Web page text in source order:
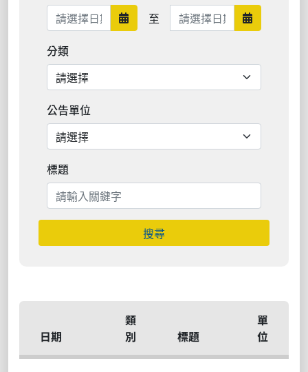
日期範圍開始
至 日期範圍結束 日期範圍
分類
公告單位
標題
搜尋
日期
類
別
標題
單
位